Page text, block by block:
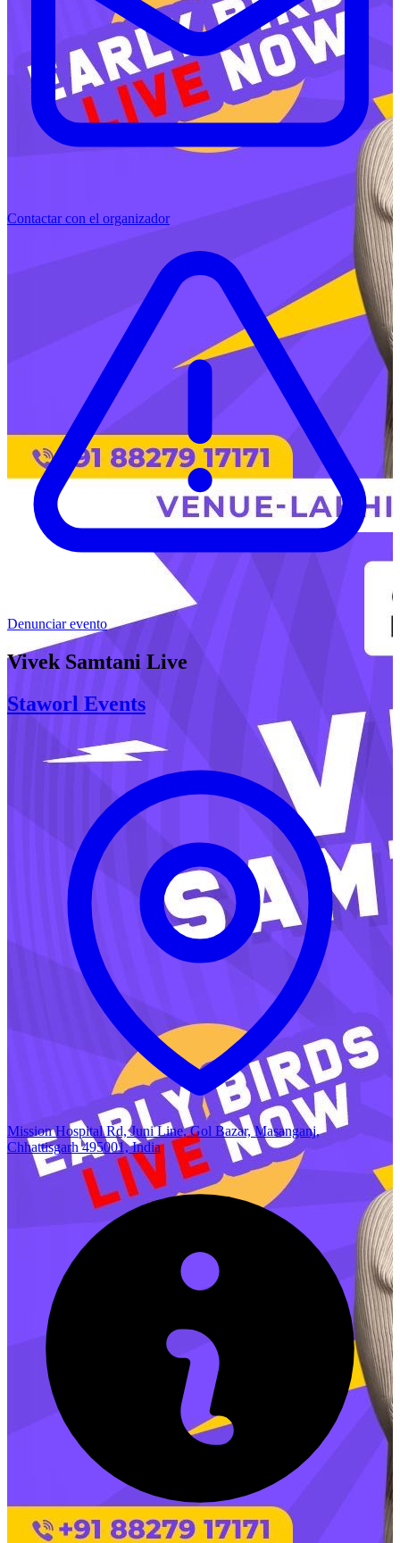
Contactar con el organizador
Denunciar evento
Vivek Samtani Live
Staworl Events
Mission Hospital Rd, Juni Line, Gol Bazar, Masanganj,
Chhattisgarh 495001, India